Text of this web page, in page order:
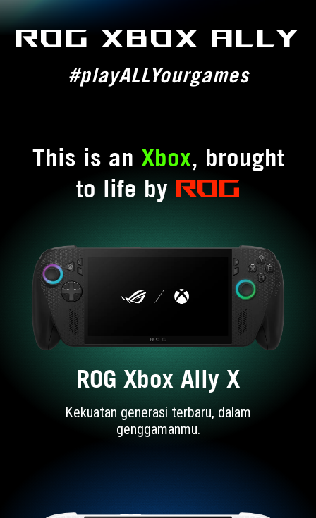
ROG XBOX ALLY
#playALLYourgames
This is an Xbox, brought
to life by ROG
ROG Xbox Ally X
Kekuatan generasi terbaru, dalam
genggamanmu.